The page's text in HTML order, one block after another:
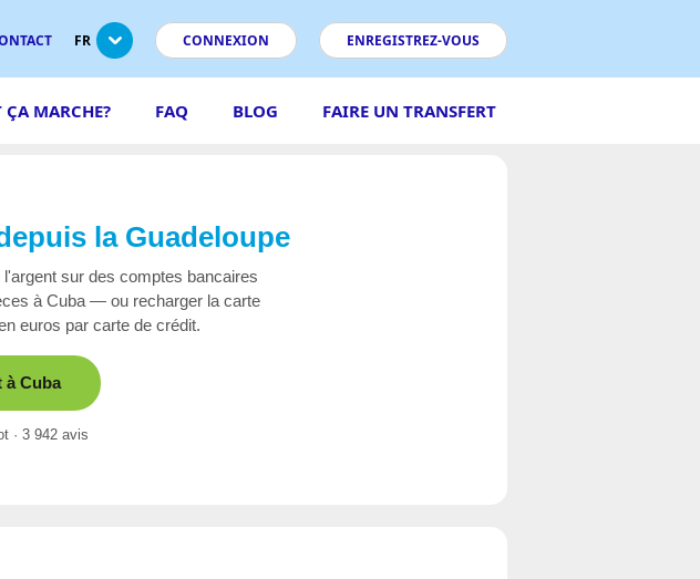
FR CONNEXION ENREGISTREZ-VOUS
MARCHE? FAQ BLOG FAIRE UN TRANSFERT
la Guadeloupe
sur des comptes bancaires
à Cuba — ou recharger la carte
euros par carte de crédit.
à Cuba
· 3 942 avis